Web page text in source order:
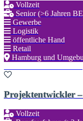
Vollzeit
Senior (>6 Jahren
Gewerbe
Logistik
öffentliche Hand
Retail
Hamburg und
Projektentwickler
Vollzeit